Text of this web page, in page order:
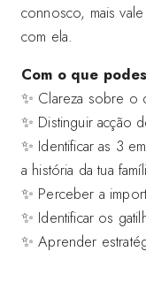
connosco, mais
com ela.
Com o que
✨ Clareza sobre o
✨ Distinguir acção
✨ Identificar as 3
a história da tua
✨ Perceber a
✨ Identificar os
✨ Aprender